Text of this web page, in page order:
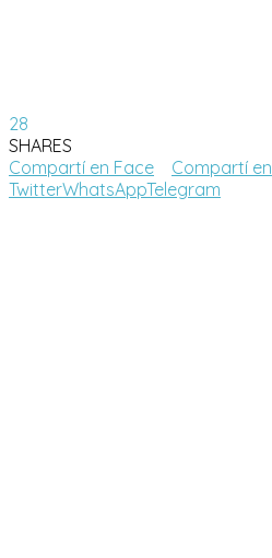
28
SHARES
Compartí en Face
Compartí en
TwitterWhatsAppTelegram